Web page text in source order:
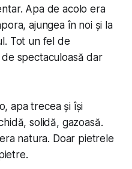
Apa de acolo era
ajungea în noi și la
Tot un fel de
spectaculoasă dar
apa trecea și își
solidă, gazoasă.
natura. Doar pietrele